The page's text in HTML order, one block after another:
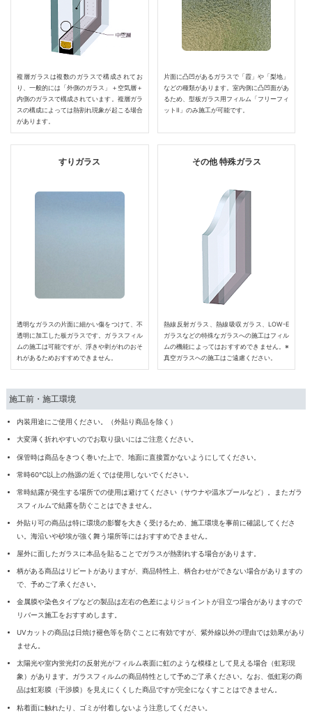
複層ガラスは複数のガラスで構成されてお
り、一般的には「外側のガラス」＋空気層＋
内側のガラスで構成されています。複層ガラ
スの構成によっては熱割れ現象が起こる場合
があります。
片面に凸凹があるガラスで「霞」や「梨地」
などの種類があります。室内側に凸凹面があ
るため、型板ガラス用フィルム「フリーフィ
ットⅡ」のみ施工が可能です。
すりガラス
透明なガラスの片面に細かい傷をつけて、不
透明に加工した板ガラスです。ガラスフィル
ムの施工は可能ですが、浮きや剥がれのおそ
れがあるためおすすめできません。
その他 特殊ガラス
熱線反射ガラス、熱線吸収ガラス、LOW-E
ガラスなどの特殊なガラスへの施工はフィル
ムの機能によってはおすすめできません。※
真空ガラスへの施工はご遠慮ください。
施工前・施工環境
内装用途にご使用ください。（外貼り商品を除く）
大変薄く折れやすいのでお取り扱いにはご注意ください。
保管時は商品をきつく巻いた上で、地面に直接置かないようにしてください。
常時60℃以上の熱源の近くでは使用しないでください。
常時結露が発生する場所での使用は避けてください（サウナや温水プールなど）。またガラ
スフィルムで結露を防ぐことはできません。
外貼り可の商品は特に環境の影響を大きく受けるため、施工環境を事前に確認してくださ
い。海沿いや砂埃が強く舞う場所等にはおすすめできません。
屋外に面したガラスに本品を貼ることでガラスが熱割れする場合があります。
柄がある商品はリピートがありますが、商品特性上、柄合わせができない場合がありますの
で、予めご了承ください。
金属膜や染色タイプなどの製品は左右の色差によりジョイントが目立つ場合がありますので
リバース施工をおすすめします。
UVカットの商品は日焼け褪色等を防ぐことに有効ですが、紫外線以外の理由では効果があり
ません。
太陽光や室内蛍光灯の反射光がフィルム表面に虹のような模様として見える場合（虹彩現
象）があります。ガラスフィルムの商品特性として予めご了承ください。なお、低虹彩の商
品は虹彩膜（干渉膜）を見えにくくした商品ですが完全になくすことはできません。
粘着面に触れたり、ゴミが付着しないよう注意してください。